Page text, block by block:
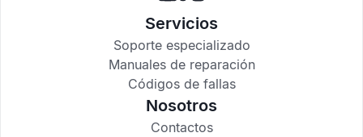
Servicios
Soporte especializado
Manuales de reparación
Códigos de fallas
Nosotros
Contactos